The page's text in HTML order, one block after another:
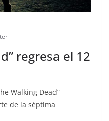
regresa el 12
Walking Dead”
de la séptima